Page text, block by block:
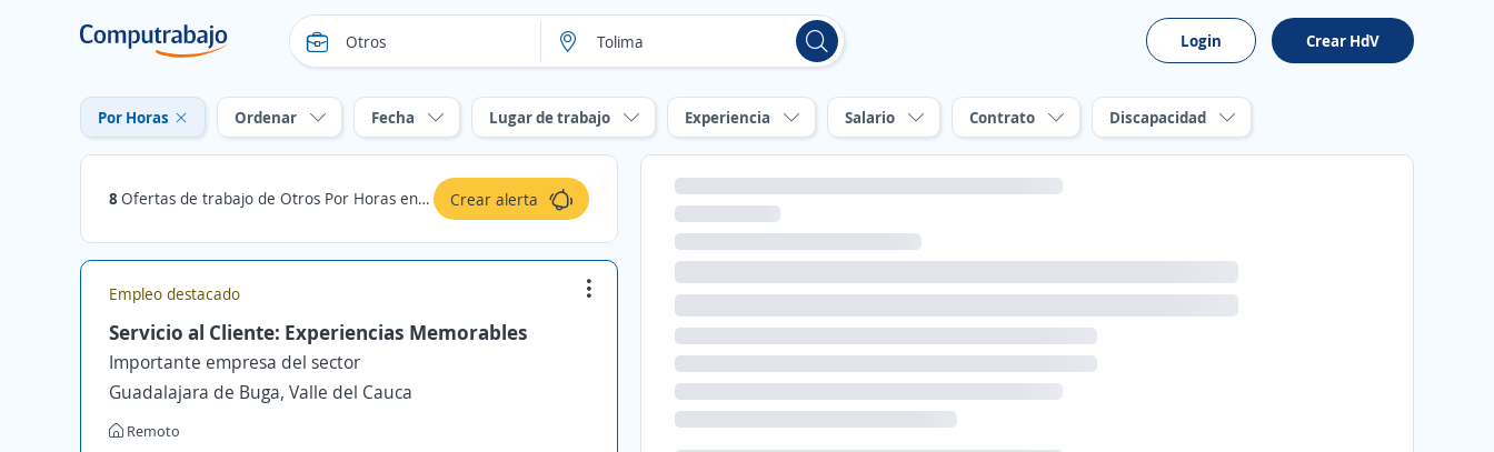
Login Crear HdV
Por Horas Ordenar Fecha Lugar de trabajo Experiencia Salario Contrato Discapacidad
8 Ofertas de trabajo de Otros Por Horas en Tolima Crear alerta
Empleo destacado
Servicio al Cliente: Experiencias Memorables
Importante empresa del sector
Guadalajara de Buga, Valle del Cauca
Remoto